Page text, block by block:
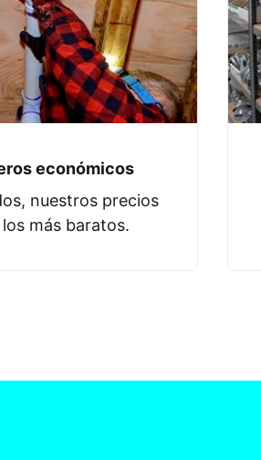
económicos
nuestros precios
más baratos.